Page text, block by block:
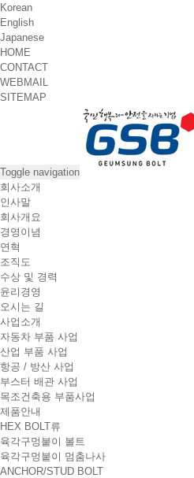
Korean
English
Japanese
HOME
CONTACT
WEBMAIL
SITEMAP
Toggle navigation
회사소개
인사말
회사개요
경영이념
연혁
조직도
수상 및 경력
윤리경영
오시는 길
사업소개
자동차 부품 사업
산업 부품 사업
항공 / 방산 사업
부스터 배관 사업
목조건축용 부품사업
제품안내
HEX BOLT류
육각구멍붙이 볼트
육각구멍붙이 멈춤나사
ANCHOR/STUD BOLT